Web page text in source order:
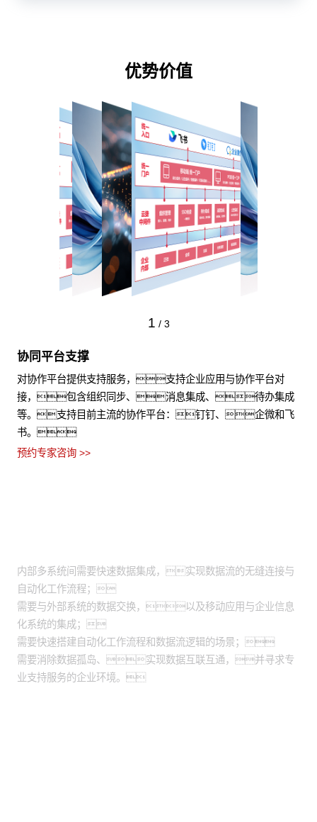
优势价值
1 / 3
协同平台支撑
对协作平台提供支持服务，支持企业应用与协作平台对
接，包含组织同步、消息集成、待办集成
等。支持目前主流的协作平台：钉钉、企微和飞
书。
预约专家咨询 >>
内部多系统间需要快速数据集成，实现数据流的无缝连接与
自动化工作流程；
需要与外部系统的数据交换，以及移动应用与企业信息
化系统的集成；
需要快速搭建自动化工作流程和数据流逻辑的场景；
需要消除数据孤岛、实现数据互联互通，并寻求专
业支持服务的企业环境。